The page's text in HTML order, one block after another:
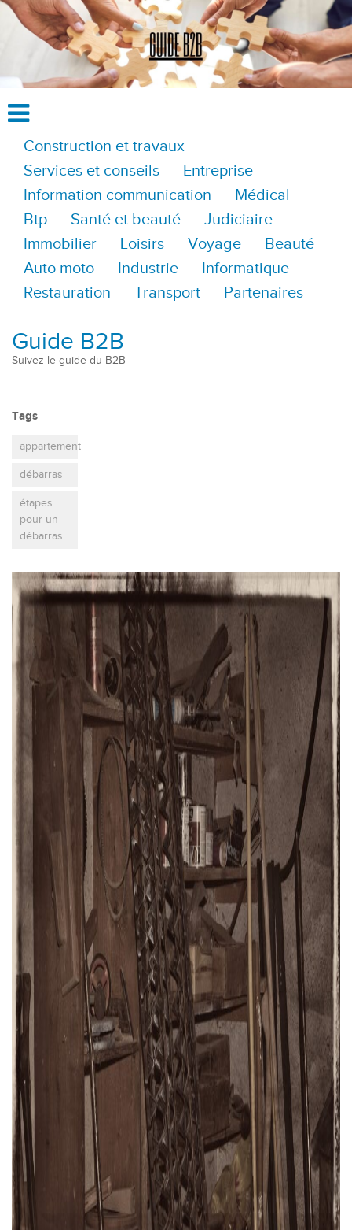
Construction et travaux
Services et conseils
Entreprise
Information communication
Médical
Btp
Santé et beauté
Judiciaire
Immobilier
Loisirs Voyage
Beauté
Auto moto
Industrie
Informatique
Restauration
Transport Partenaires
Guide B2B
Suivez le guide du B2B
Tags
appartement
débarras
étapes
pour un
débarras